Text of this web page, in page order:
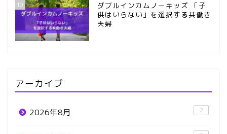
10
ダブルインカムノーキッズ 「子
供はいらない」を選択する共働き
夫婦
アーカイブ
2026年8月 2